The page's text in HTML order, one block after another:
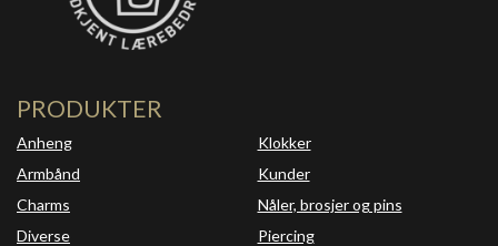
PRODUKTER
Anheng
Armbånd
Charms
Diverse
Klokker
Kunder
Nåler, brosjer og pins
Piercing